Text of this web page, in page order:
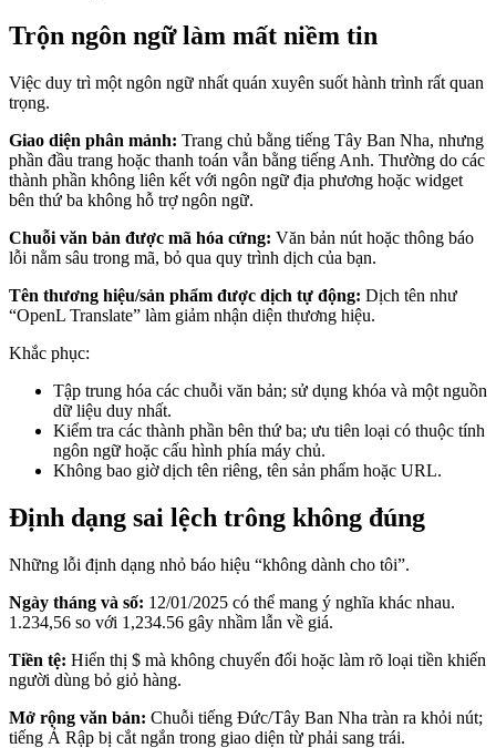
Trộn ngôn ngữ làm mất niềm tin
Việc duy trì một ngôn ngữ nhất quán xuyên suốt hành trình rất quan
trọng.
Giao diện phân mảnh: Trang chủ bằng tiếng Tây Ban Nha, nhưng
phần đầu trang hoặc thanh toán vẫn bằng tiếng Anh. Thường do các
thành phần không liên kết với ngôn ngữ địa phương hoặc widget
bên thứ ba không hỗ trợ ngôn ngữ.
Chuỗi văn bản được mã hóa cứng: Văn bản nút hoặc thông báo
lỗi nằm sâu trong mã, bỏ qua quy trình dịch của bạn.
Tên thương hiệu/sản phẩm được dịch tự động: Dịch tên như
“OpenL Translate” làm giảm nhận diện thương hiệu.
Khắc phục:
Tập trung hóa các chuỗi văn bản; sử dụng khóa và một nguồn
dữ liệu duy nhất.
Kiểm tra các thành phần bên thứ ba; ưu tiên loại có thuộc tính
ngôn ngữ hoặc cấu hình phía máy chủ.
Không bao giờ dịch tên riêng, tên sản phẩm hoặc URL.
Định dạng sai lệch trông không đúng
Những lỗi định dạng nhỏ báo hiệu “không dành cho tôi”.
Ngày tháng và số: 12/01/2025 có thể mang ý nghĩa khác nhau.
1.234,56 so với 1,234.56 gây nhầm lẫn về giá.
Tiền tệ: Hiển thị $ mà không chuyển đổi hoặc làm rõ loại tiền khiến
người dùng bỏ giỏ hàng.
Mở rộng văn bản: Chuỗi tiếng Đức/Tây Ban Nha tràn ra khỏi nút;
tiếng Ả Rập bị cắt ngắn trong giao diện từ phải sang trái.